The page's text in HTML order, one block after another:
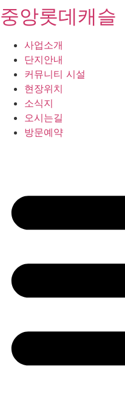
콘
텐
중앙롯데캐슬
사업소개
단지안내
커뮤니티 시설
현장위치
소식지
오시는길
방문예약